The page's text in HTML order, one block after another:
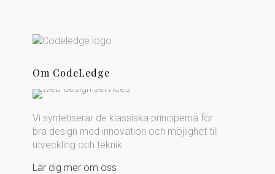
Om CodeLedge
Vi syntetiserar de klassiska principerna för
bra design med innovation och möjlighet till
utveckling och teknik.
Lär dig mer om oss